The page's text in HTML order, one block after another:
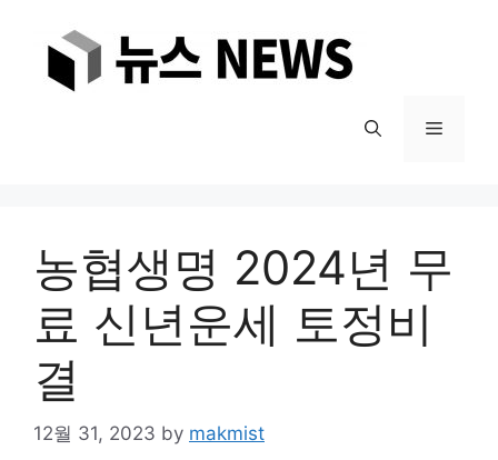
Menu
농협생명 2024년 무
료 신년운세 토정비
결
12월 31, 2023 by makmist